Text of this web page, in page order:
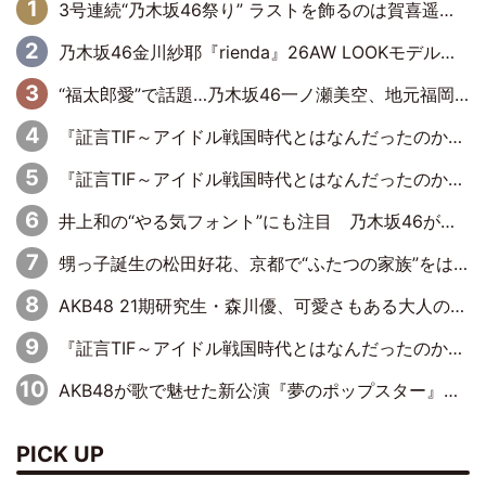
3号連続“乃木坂46祭り” ラストを飾るのは賀喜遥香…5年ぶりの登場に「5年分大人になった私を見ていただけたら」
乃木坂46金川紗耶『rienda』26AW LOOKモデルに就任
“福太郎愛”で話題…乃木坂46一ノ瀬美空、地元福岡『めんべい25周年トップサポーター』に就任
『証言TIF～アイドル戦国時代とはなんだったのか～』第6回：でんぱ組.inc・古川未鈴×相沢梨紗「『ハロプロやりたかったな』って言ったら、夢眠ねむさんに『てめえはでんぱ組．incなんだよ！』って肩パンされて(笑)」
『証言TIF～アイドル戦国時代とはなんだったのか～』第11回：私立恵比寿中学・真山りか×安本彩花「TIFで10年ぶりのキョンシーメイクをしたら、場を完全に引かせてしまって。時代が変わったんだなって」
井上和の“やる気フォント”にも注目 乃木坂46が挑んだ書道パフォーマンスの舞台裏
甥っ子誕生の松田好花、京都で“ふたつの家族”をはしご！ “母”黒谷友香に見送られ、“父”松岡昌宏とはハシゴ酒
AKB48 21期研究生・森川優、可愛さもある大人の女性に
『証言TIF～アイドル戦国時代とはなんだったのか～』第10回：さくら学院・武藤彩未×飯田らうら「正直、中3で辞めるというのを信じてなくて。そう言われてはいたけど、嘘でしょって」
AKB48が歌で魅せた新公演『夢のポップスター』 初日から全身全霊のステージ
PICK UP